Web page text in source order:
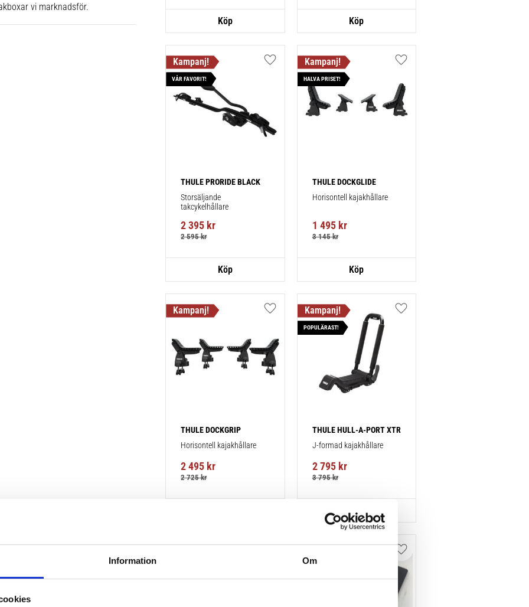
Information Om
vi marknadsför.
THULE PRORIDE BLACK
Storsäljande
takcykelhållare
2 395 kr
2 595kr
VÅR FAVORIT!
Lägg till i favoriter
THULE DOCKGLIDE
Horisontell kajakhållare
1 495kr
3 145kr
HALVA PRISET!
Lägg till i favoriter
THULE DOCKGRIP
Horisontell kajakhållare
2 495 kr
2 725kr
Lägg till i favoriter
THULE HULL-A-PORT XTR
J-formad kajakhållare
2 795kr
3 795kr
POPULÄRAST!
Lägg till i favoriter
Lägg till i favoriter Lägg till i favoriter